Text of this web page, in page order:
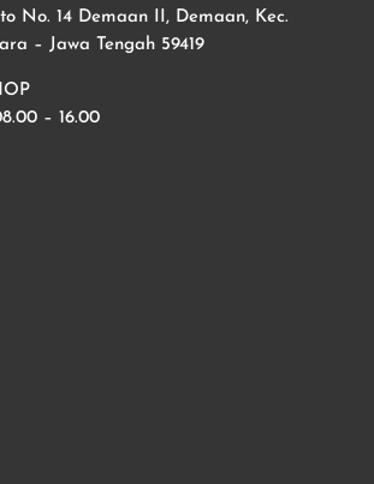
No. 14 Demaan II, Demaan, Kec.
– Jawa Tengah 59419
– 16.00